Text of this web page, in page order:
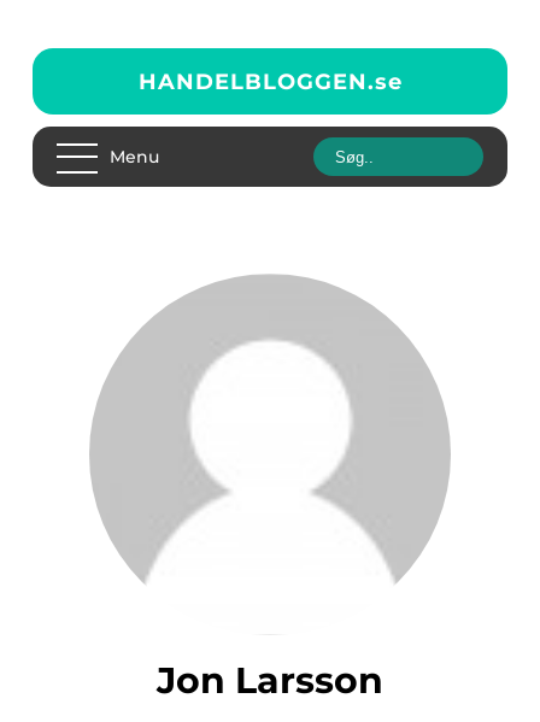
HANDELBLOGGEN.se
Menu
Jon Larsson